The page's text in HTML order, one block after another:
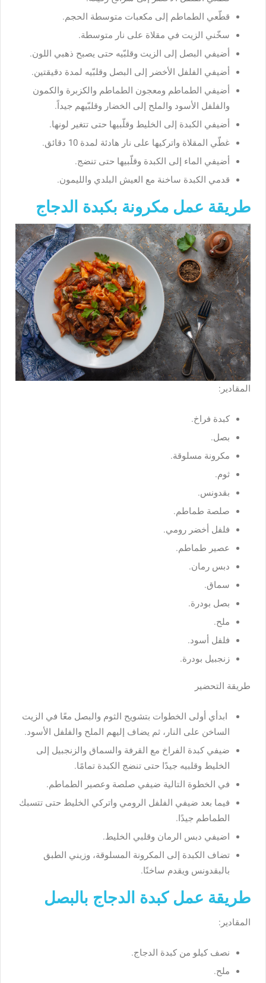
قطّعي الطماطم إلى مكعبات متوسطة الحجم.
سخّني الزيت في مقلاة على نار متوسطة.
أضيفي البصل إلى الزيت وقلبّيه حتى يصبح ذهبي اللون.
أضيفي الفلفل الأخضر إلى البصل وقلبّيه لمدة دقيقتين.
أضيفي الطماطم ومعجون الطماطم والكزبرة والكمون
والفلفل الأسود والملح إلى الخضار وقلبّيهم جيداً.
أضيفي الكبدة إلى الخليط وقلّبيها حتى تتغير لونها.
غطّي المقلاة واتركيها على نار هادئة لمدة 10 دقائق.
أضيفي الماء إلى الكبدة وقلّبيها حتى تنضج.
قدمي الكبدة ساخنة مع العيش البلدي والليمون.
طريقة عمل مكرونة بكبدة الدجاج
المقادير:
كبدة فراخ.
بصل.
مكرونة مسلوقة.
ثوم.
بقدونس.
صلصة طماطم.
فلفل أخضر رومي.
عصير طماطم.
دبس رمان.
سماق.
بصل بودرة.
ملح.
فلفل أسود.
زنجبيل بودرة.
طريقة التحضير
ابدأي أولى الخطوات بتشويح الثوم والبصل معًا في الزيت
الساخن على النار، ثم يضاف إليهم الملح والفلفل الأسود.
ضيفي كبدة الفراخ مع القرفة والسماق والزنجبيل إلى
الخليط وقلبيه جيدًا حتى تنضج الكبدة تمامًا.
في الخطوة التالية ضيفي صلصة وعصير الطماطم.
فيما بعد ضيفي الفلفل الرومي واتركي الخليط حتى تتسبك
الطماطم جيدًا.
اضيفي دبس الرمان وقلبي الخليط.
تضاف الكبدة إلى المكرونة المسلوقة، وزيني الطبق
بالبقدونس ويقدم ساخنًا.
طريقة عمل كبدة الدجاج بالبصل
المقادير:
نصف كيلو من كبدة الدجاج.
ملح.